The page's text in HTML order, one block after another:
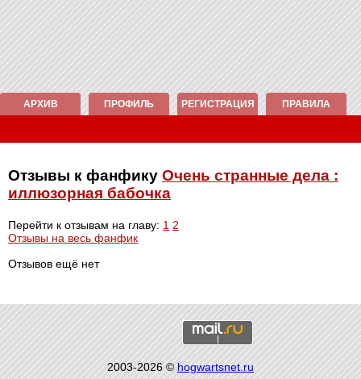
АРХИВ ПРОФИЛЬ РЕГИСТРАЦИЯ ПРАВИЛА
Отзывы к фанфику Очень странные дела :
иллюзорная бабочка
Перейти к отзывам на главу: 1 2
Отзывы на весь фанфик
Отзывов ещё нет
2003-2026 ©hogwartsnet.ru